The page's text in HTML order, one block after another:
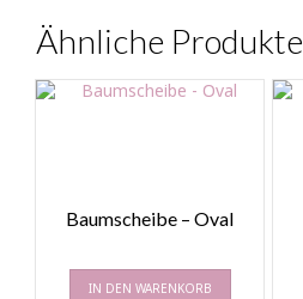
Ähnliche Produkte
Baumscheibe – Oval
IN DEN WARENKORB